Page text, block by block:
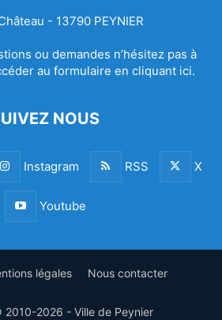
- 13790 PEYNIER
ou demandes n’hésitez pas à
au formulaire en cliquant ici.
NOUS
Instagram RSS X
Youtube
légales Nous contacter
2026 - Ville de Peynier